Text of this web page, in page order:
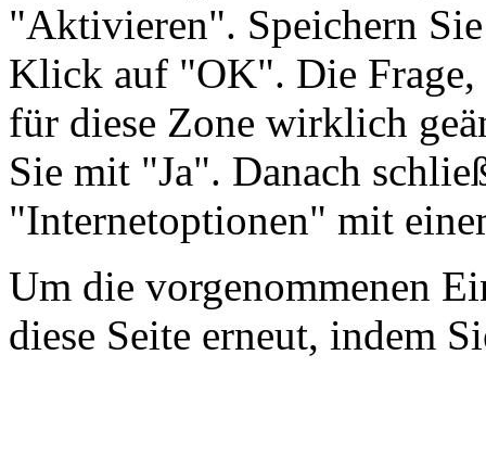
"Aktivieren". Speichern
Klick auf "OK". Die Frage,
für diese Zone wirklich
Sie mit "Ja". Danach
"Internetoptionen" mit
Um die vorgenommenen
diese Seite erneut, indem